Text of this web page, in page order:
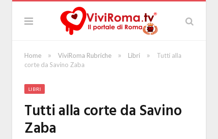
Home » ViviRoma Rubriche » Libri »
Tutti alla
corte da Savino Zaba
LIBRI
Tutti alla corte da Savino
Zaba